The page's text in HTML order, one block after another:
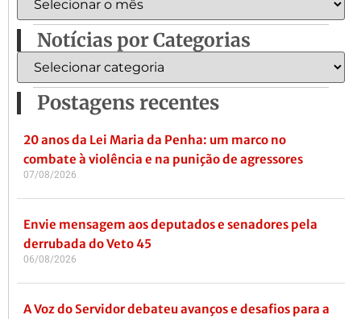
Notícias por Categorias
Postagens recentes
20 anos da Lei Maria da Penha: um marco no
combate à violência e na punição de agressores
07/08/2026
Envie mensagem aos deputados e senadores pela
derrubada do Veto 45
06/08/2026
A Voz do Servidor debateu avanços e desafios para a